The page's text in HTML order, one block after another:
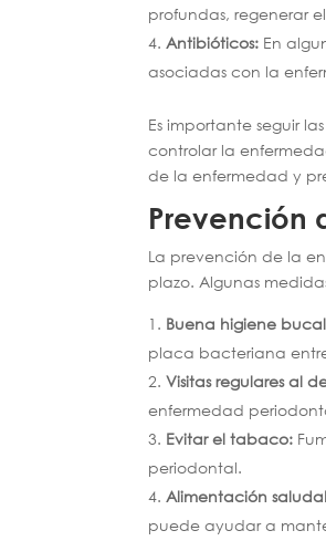
profundas, regenerar
Antibióticos: En
asociadas con la
Es importante seguir
controlar la
de la enfermedad y
Prevención
La prevención de la
plazo. Algunas
Buena higiene
placa bacteriana
Visitas regulares al
enfermedad
Evitar el tabaco:
periodontal.
Alimentación
puede ayudar a